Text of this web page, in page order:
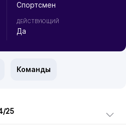
Спортсмен
ДЕЙСТВУЮЩИЙ
Да
Команды
25